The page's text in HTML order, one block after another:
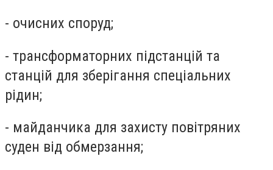
- очисних споруд;
- трансформаторних підстанцій та
станцій для зберігання спеціальних
рідин;
- майданчика для захисту повітряних
суден від обмерзання;